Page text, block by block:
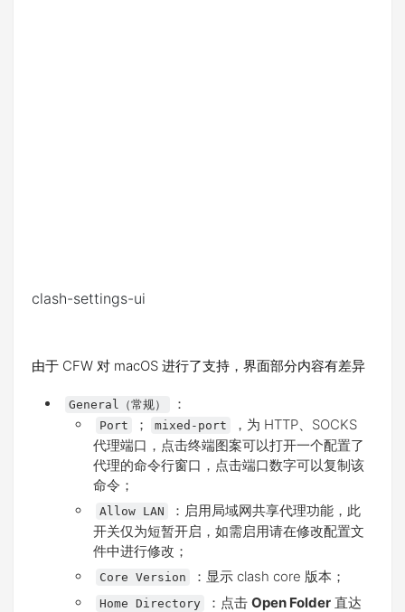
clash-settings-ui
由于 CFW 对 macOS 进行了支持，界面部分内容有差异
General（常规） ：
Port ； mixed-port
，为 HTTP、SOCKS
代理端口，点击终端图案可以打开一个配置了
代理的命令行窗口，点击端口数字可以复制该
命令；
Allow LAN
：启用局域网共享代理功能，此
开关仅为短暂开启，如需启用请在修改配置文
件中进行修改；
Core Version ：显示 clash core 版本；
Home Directory ：点击 Open Folder 直达